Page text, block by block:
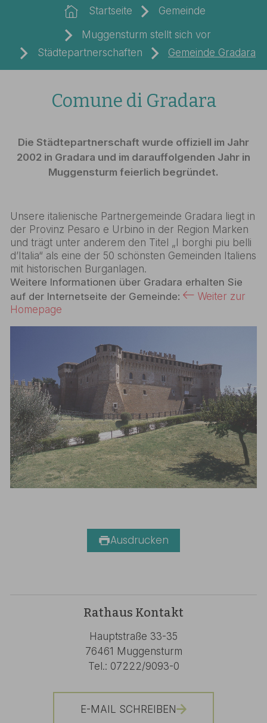
Startseite
Gemeinde
Muggensturm stellt sich vor
Städtepartnerschaften
Gemeinde Gradara
Comune di Gradara
Die Städtepartnerschaft wurde offiziell im Jahr
2002 in Gradara und im darauffolgenden Jahr in
Muggensturm feierlich begründet.
Unsere italienische Partnergemeinde Gradara liegt in
der Provinz Pesaro e Urbino in der Region Marken
und trägt unter anderem den Titel „I borghi piu belli
d’Italia“ als eine der 50 schönsten Gemeinden Italiens
mit historischen Burganlagen.
Weitere Informationen über Gradara erhalten Sie
auf der Internetseite der Gemeinde:
Weiter zur
Homepage
Ausdrucken
Rathaus Kontakt
Hauptstraße 33-35
76461 Muggensturm
Tel.: 07222/9093-0
E-MAIL SCHREIBEN